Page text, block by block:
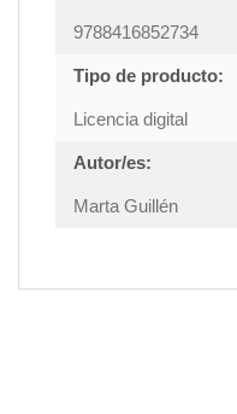
9788416852734
Tipo de producto:
Licencia digital
Autor/es:
Marta Guillén